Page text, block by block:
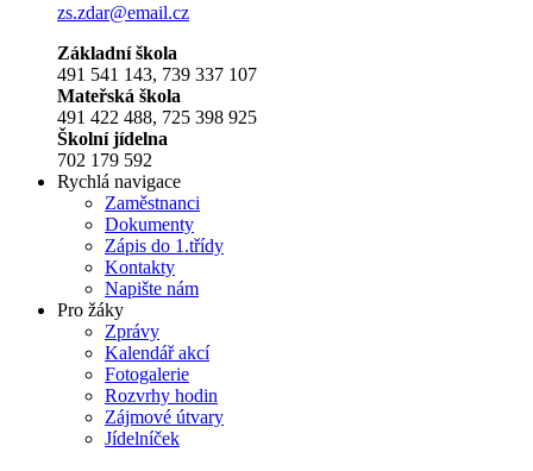
zs.zdar@email.cz
Základní škola
491 541 143, 739 337 107
Mateřská škola
491 422 488, 725 398 925
Školní jídelna
702 179 592
Rychlá navigace
Zaměstnanci
Dokumenty
Zápis do 1.třídy
Kontakty
Napište nám
Pro žáky
Zprávy
Kalendář akcí
Fotogalerie
Rozvrhy hodin
Zájmové útvary
Jídelníček